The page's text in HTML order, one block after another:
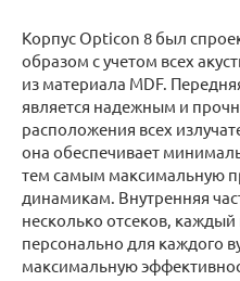
Корпус Opticon 8 был
образом с учетом всех
из материала MDF.
является надежным и
расположения всех
она обеспечивает
тем самым максимальную
динамикам. Внутренняя
несколько отсеков,
персонально для каждого
максимальную